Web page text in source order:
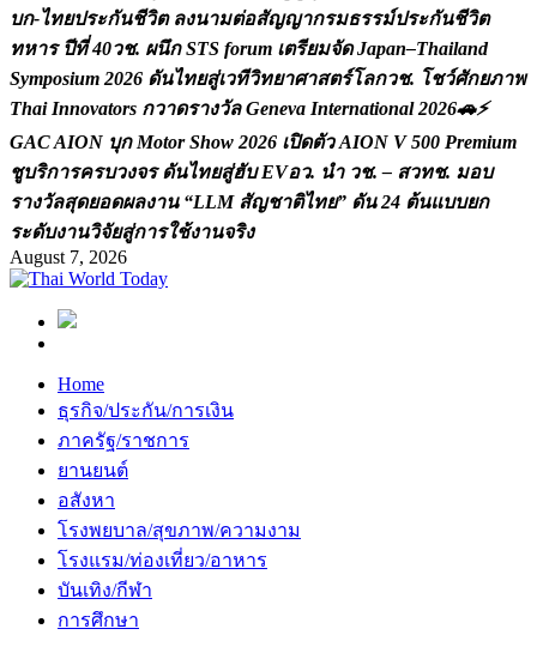
บก-ไทยประกนชวต ลงนามตอสญญากรมธรรมประกนชวต
ทหาร ปท 40วช. ผนก STS forum เตรยมจด Japan–Thailand
Symposium 2026 ดนไทยสเวทวทยาศาสตรโลกวช. โชวศกยภาพ
Thai Innovators กวาดรางวล Geneva International 2026⚡
GACAION บก Motor Show 2026 เปดตว AION V 500 Premium
ชบรการครบวงจร ดนไทยสฮบ EVอว. น วช. – สวทช. มอบ
รางวลสดยอดผลงาน “LLM สญชาตไทย” ดน 24 ตนแบบยก
ระดบงานวจยสการใชงานจรง
August 7, 2026
Home
ธุรกิจ/ประกัน/การเงิน
ภาครัฐ/ราชการ
ยานยนต์
อสังหา
โรงพยบาล/สุขภาพ/ความงาม
โรงแรม/ท่องเที่ยว/อาหาร
บันเทิง/กีฬา
การศึกษา